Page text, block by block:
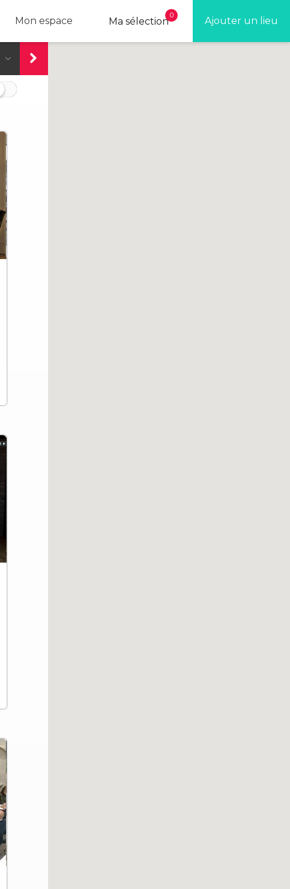
Ajouter un lieu
Ma sélection
0
Mon espace